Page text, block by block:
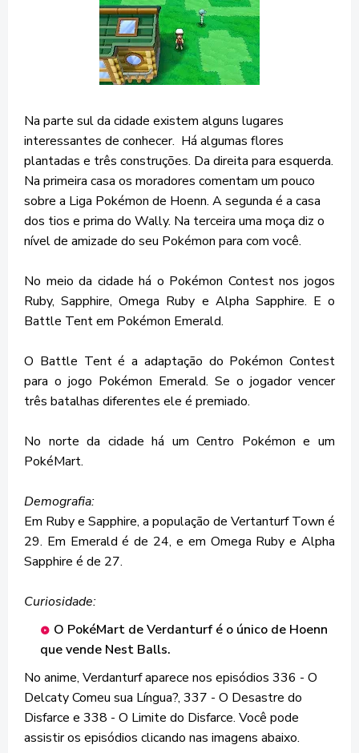
Na parte sul da cidade existem alguns lugares
interessantes de conhecer. Há algumas flores
plantadas e três construções. Da direita para esquerda.
Na primeira casa os moradores comentam um pouco
sobre a Liga Pokémon de Hoenn. A segunda é a casa
dos tios e prima do Wally. Na terceira uma moça diz o
nível de amizade do seu Pokémon para com você.
No meio da cidade há o Pokémon Contest nos jogos
Ruby, Sapphire, Omega Ruby e Alpha Sapphire. E o
Battle Tent em Pokémon Emerald.
O Battle Tent é a adaptação do Pokémon Contest
para o jogo Pokémon Emerald. Se o jogador vencer
três batalhas diferentes ele é premiado.
No norte da cidade há um Centro Pokémon e um
PokéMart.
Demografia:
Em Ruby e Sapphire, a população de Vertanturf Town é
29. Em Emerald é de 24, e em Omega Ruby e Alpha
Sapphire é de 27.
Curiosidade:
O PokéMart de Verdanturf é o único de Hoenn
que vende Nest Balls.
No anime, Verdanturf aparece nos episódios 336 - O
Delcaty Comeu sua Língua?, 337 - O Desastre do
Disfarce e 338 - O Limite do Disfarce. Você pode
assistir os episódios clicando nas imagens abaixo.